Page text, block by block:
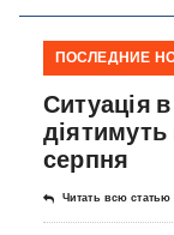
ПОСЛЕДНИЕ
Ситуація
діятимуть
серпня
Читать всю статью